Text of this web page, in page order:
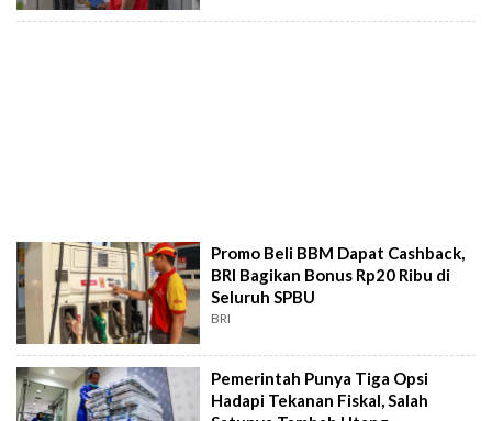
Promo Beli BBM Dapat Cashback,
BRI Bagikan Bonus Rp20 Ribu di
Seluruh SPBU
BRI
Pemerintah Punya Tiga Opsi
Hadapi Tekanan Fiskal, Salah